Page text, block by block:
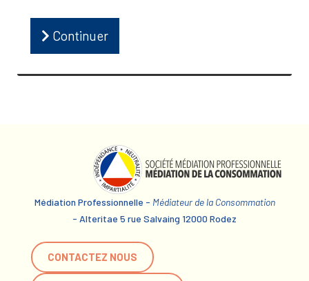
Continuer
Médiation Professionnelle - Médiateur de la Consommation
- Alteritae 5 rue Salvaing 12000 Rodez
CONTACTEZ NOUS